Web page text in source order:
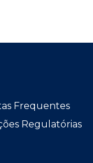
Frequentes
Regulatórias